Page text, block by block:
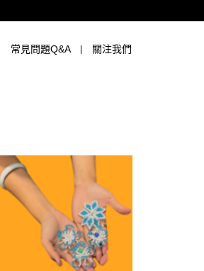
常見問題Q&A 關注我們